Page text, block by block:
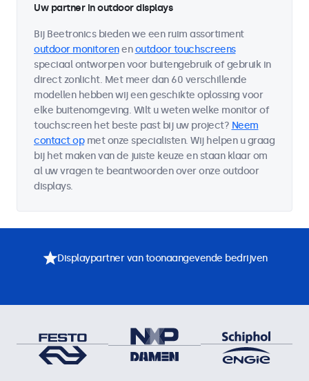
Uw partner in outdoor displays
Bij Beetronics bieden we een ruim assortiment
outdoor monitorenenoutdoor touchscreens
speciaal ontworpen voor buitengebruik of gebruik in
direct zonlicht. Met meer dan 60 verschillende
modellen hebben wij een geschikte oplossing voor
elke buitenomgeving. Wilt u weten welke monitor of
touchscreen het beste past bij uw project? Neem
contact opmet onze specialisten. Wij helpen u graag
bij het maken van de juiste keuze en staan klaar om
al uw vragen te beantwoorden over onze outdoor
displays.
Displaypartner van toonaangevende bedrijven